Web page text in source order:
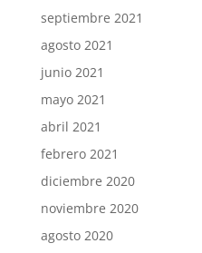
septiembre 2021
agosto 2021
junio 2021
mayo 2021
abril 2021
febrero 2021
diciembre 2020
noviembre 2020
agosto 2020